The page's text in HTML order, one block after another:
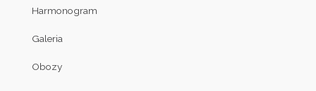
Harmonogram
Galeria
Obozy